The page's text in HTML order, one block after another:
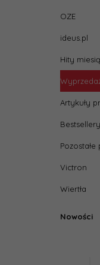
OZE
ideus.pl
Hity
Artykuły
Bestsellery
Victron
Wiertła
Nowości